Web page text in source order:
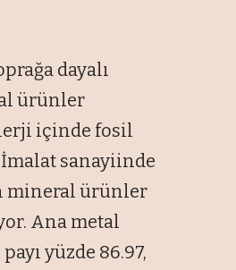
dayalı
ürünler
içinde fosil
sanayiinde
mineral ürünler
Ana metal
yüzde 86.97,